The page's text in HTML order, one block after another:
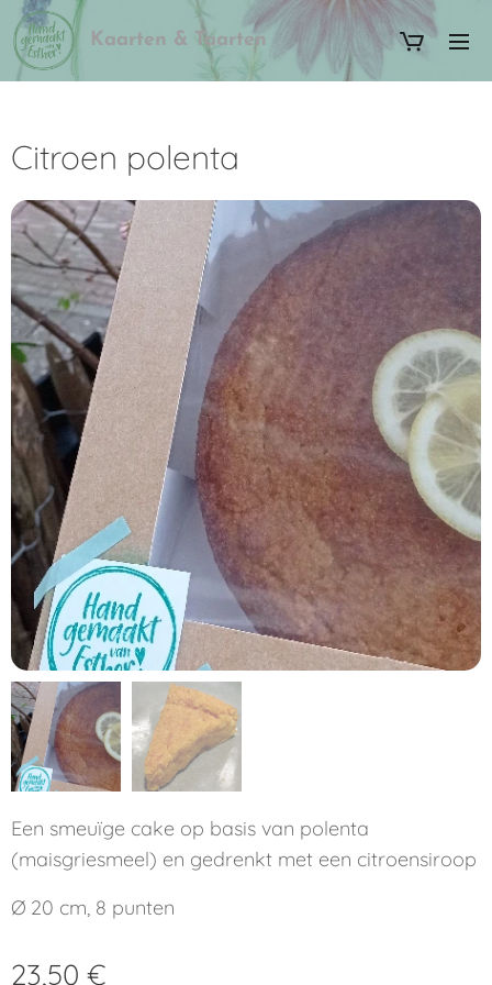
Kaarten & Taarten
Citroen polenta
Een smeuïge cake op basis van polenta
(maisgriesmeel) en gedrenkt met een citroensiroop
Ø 20 cm, 8 punten
23,50 €